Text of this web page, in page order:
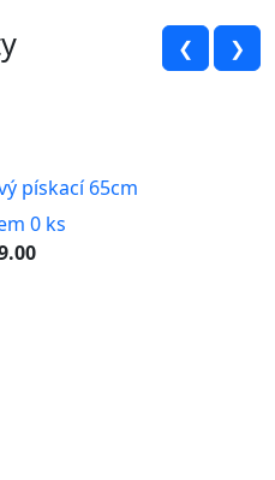
❮ ❯
pískací 65cm
0 ks